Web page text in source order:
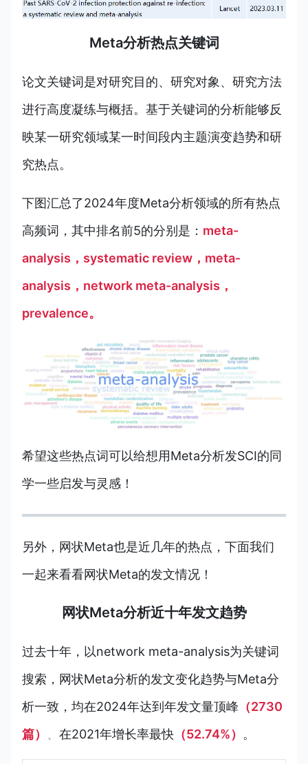
Meta分析热点关键词
论文关键词是对研究目的、研究对象、研究方法
进行高度凝练与概括。基于关键词的分析能够反
映某一研究领域某一时间段内主题演变趋势和研
究热点。
下图汇总了2024年度Meta分析领域的所有热点
高频词，其中排名前5的分别是： meta-
analysis，systematic review，meta‐
analysis，network meta-analysis，
prevalence。
希望这些热点词可以给想用Meta分析发SCI的同
学一些启发与灵感！
另外，网状Meta也是近几年的热点，下面我们
一起来看看网状Meta的发文情况！
网状Meta分析近十年发文趋势
过去十年，以network meta-analysis为关键词
搜索， 网状Meta分析的发文变化趋势与Meta分
析一致，均在2024年达到年发文量顶峰 （2730
篇） 、 在2021年增长率最快 （52.74%） 。